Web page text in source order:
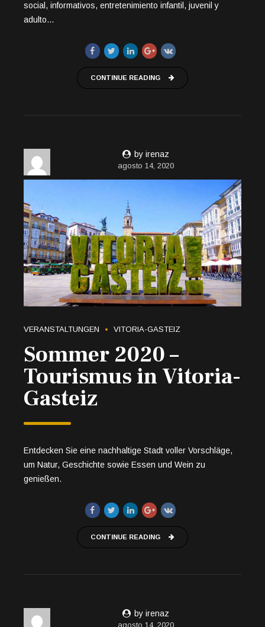
social, informativos, entretenimiento infantil, juvenil y
adulto…
CONTINUE READING
by irenaz
agosto 14, 2020
VERANSTALTUNGEN VITORIA-GASTEIZ
Sommer 2020 –
Tourismus in Vitoria-
Gasteiz
Entdecken Sie eine nachhaltige Stadt voller Vorschläge,
um Natur, Geschichte sowie Essen und Wein zu
genießen.
CONTINUE READING
by irenaz
agosto 14, 2020